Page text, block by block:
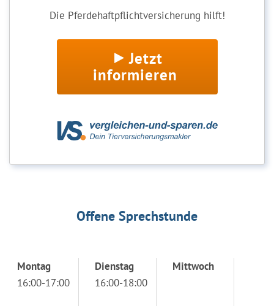
Die Pferdehaftpflichtversicherung hilft!
Jetzt
informieren
Offene Sprechstunde
Montag
16:00-17:00
Dienstag
16:00-18:00
Mittwoch